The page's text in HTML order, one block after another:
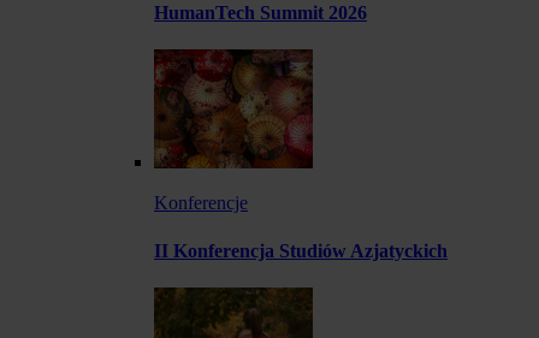
HumanTech Summit 2026
Konferencje
II Konferencja Studiów Azjatyckich